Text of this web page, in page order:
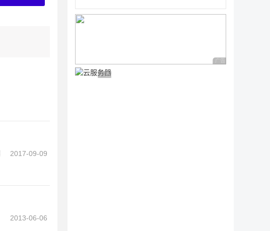
2017-09-09
2013-06-06
广告 商业广告，理性
广告 商业广告，理性选择